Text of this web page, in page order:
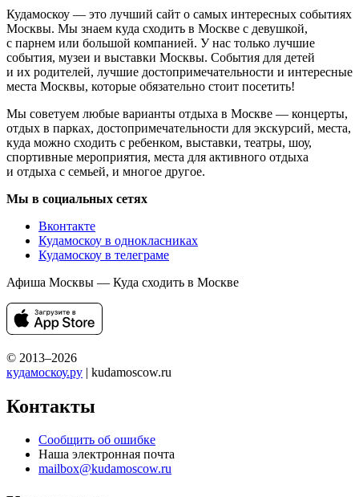
Кудамоскоу — это лучший сайт о самых интересных событиях
Москвы. Мы знаем куда сходить в Москве с девушкой,
с парнем или большой компанией. У нас только лучшие
события, музеи и выставки Москвы. События для детей
и их родителей, лучшие достопримечательности и интересные
места Москвы, которые обязательно стоит посетить!
Мы советуем любые варианты отдыха в Москве — концерты,
отдых в парках, достопримечательности для экскурсий, места,
куда можно сходить с ребенком, выставки, театры, шоу,
спортивные мероприятия, места для активного отдыха
и отдыха с семьей, и многое другое.
Мы в социальных сетях
Вконтакте
Кудамоскоу в однокласниках
Кудамоскоу в телеграме
Афиша Москвы — Куда сходить в Москве
© 2013–2026
кудамоскоу.ру | kudamoscow.ru
Контакты
Сообщить об ошибке
Наша электронная почта
mailbox@kudamoscow.ru